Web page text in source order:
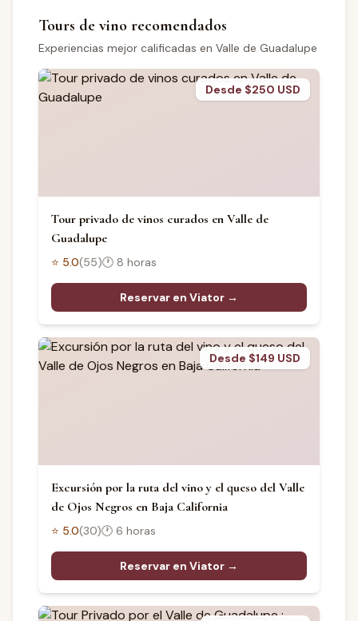
Tours de vino recomendados
Experiencias mejor calificadas en Valle de Guadalupe
Desde $250 USD
Tour privado de vinos curados en Valle de
Guadalupe
⭐ 5.0(55)🕐 8 horas
Reservar en Viator →
Desde $149 USD
Excursión por la ruta del vino y el queso del Valle
de Ojos Negros en Baja California
⭐ 5.0(30)🕐 6 horas
Reservar en Viator →